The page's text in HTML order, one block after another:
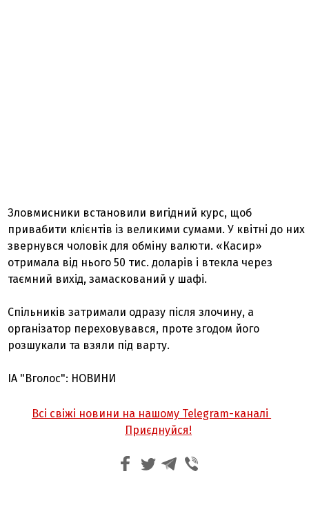
Зловмисники встановили вигідний курс, щоб
привабити клієнтів із великими сумами. У квітні до них
звернувся чоловік для обміну валюти. «Касир»
отримала від нього 50 тис. доларів і втекла через
таємний вихід, замаскований у шафі.
Спільників затримали одразу після злочину, а
організатор переховувався, проте згодом його
розшукали та взяли під варту.
ІА "Вголос": НОВИНИ
Всі свіжі новини на нашому Telegram-каналі
Приєднуйся!